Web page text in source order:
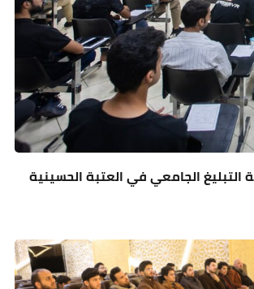
الجامعي في العتبة الحسينية